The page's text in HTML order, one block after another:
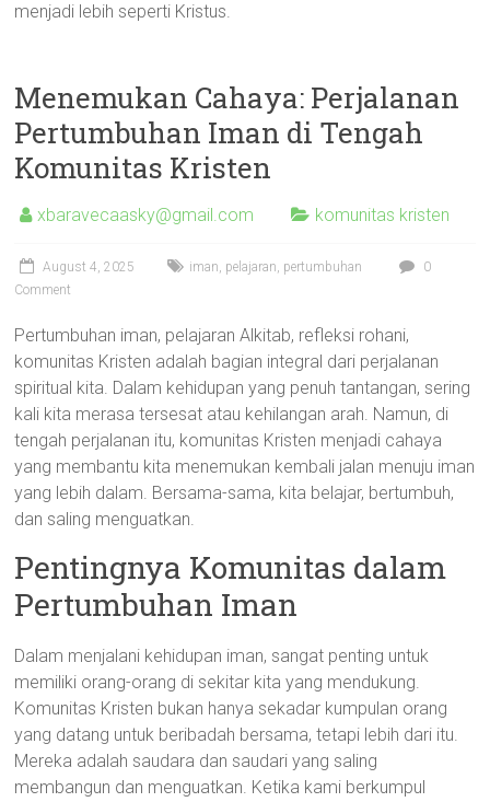
menjadi lebih seperti Kristus.
Menemukan Cahaya: Perjalanan
Pertumbuhan Iman di Tengah
Komunitas Kristen
xbaravecaasky@gmail.com komunitas kristen
August 4, 2025 iman, pelajaran, pertumbuhan
0
Comment
Pertumbuhan iman, pelajaran Alkitab, refleksi rohani,
komunitas Kristen adalah bagian integral dari perjalanan
spiritual kita. Dalam kehidupan yang penuh tantangan, sering
kali kita merasa tersesat atau kehilangan arah. Namun, di
tengah perjalanan itu, komunitas Kristen menjadi cahaya
yang membantu kita menemukan kembali jalan menuju iman
yang lebih dalam. Bersama-sama, kita belajar, bertumbuh,
dan saling menguatkan.
Pentingnya Komunitas dalam
Pertumbuhan Iman
Dalam menjalani kehidupan iman, sangat penting untuk
memiliki orang-orang di sekitar kita yang mendukung.
Komunitas Kristen bukan hanya sekadar kumpulan orang
yang datang untuk beribadah bersama, tetapi lebih dari itu.
Mereka adalah saudara dan saudari yang saling
membangun dan menguatkan. Ketika kami berkumpul